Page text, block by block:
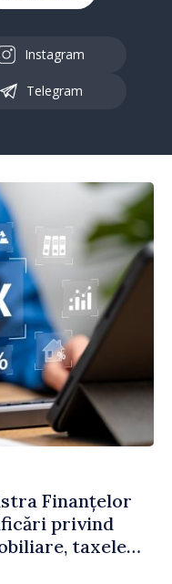
Instagram
Telegram
Finanțelor
privind
taxele